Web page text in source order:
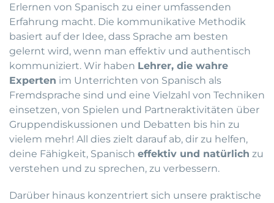
Erlernen von Spanisch zu einer umfassenden
Erfahrung macht. Die kommunikative Methodik
basiert auf der Idee, dass Sprache am besten
gelernt wird, wenn man effektiv und authentisch
kommuniziert. Wir haben Lehrer, die wahre
Experten im Unterrichten von Spanisch als
Fremdsprache sind und eine Vielzahl von Techniken
einsetzen, von Spielen und Partneraktivitäten über
Gruppendiskussionen und Debatten bis hin zu
vielem mehr! All dies zielt darauf ab, dir zu helfen,
deine Fähigkeit, Spanisch effektiv und natürlich zu
verstehen und zu sprechen, zu verbessern.
Darüber hinaus konzentriert sich unsere praktische